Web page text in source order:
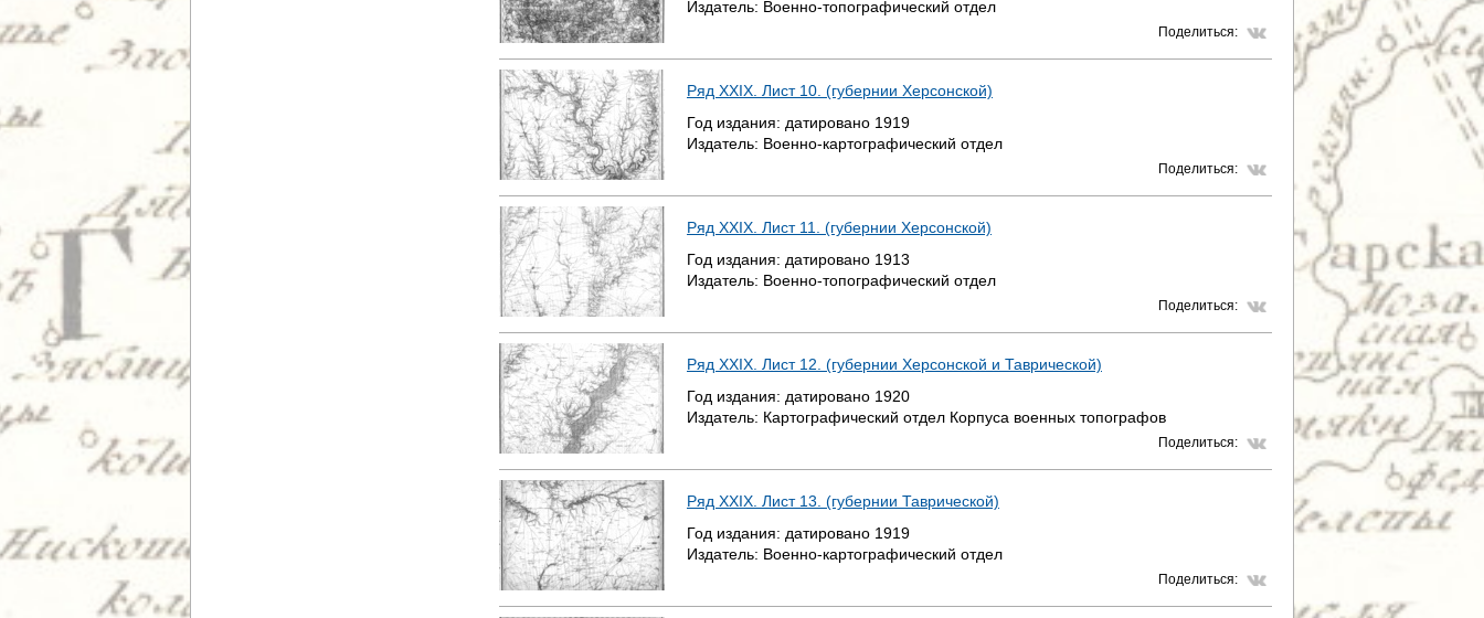
Издатель: Военно-топографический отдел
Поделиться:
Ряд XXIX. Лист 10. (губернии Херсонской)
Год издания: датировано 1919
Издатель: Военно-картографический отдел
Поделиться:
Ряд XXIX. Лист 11. (губернии Херсонской)
Год издания: датировано 1913
Издатель: Военно-топографический отдел
Поделиться:
Ряд XXIX. Лист 12. (губернии Херсонской и Таврической)
Год издания: датировано 1920
Издатель: Картографический отдел Корпуса военных топографов
Поделиться:
Ряд XXIX. Лист 13. (губернии Таврической)
Год издания: датировано 1919
Издатель: Военно-картографический отдел
Поделиться: